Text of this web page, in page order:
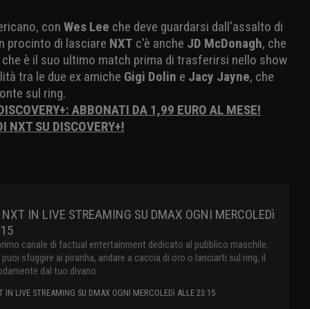
con Wes Lee che deve guardarsi dall'assalto di
procinto di lasciare NXT c'è anche JD McDonagh, che
che è il suo ultimo match prima di trasferirsi nello show
tra le due ex amiche Gigi Dolin e Jacy Jayne, che
sul ring.
ABBONATI DA 1,99 EURO AL MESE!
NXT SU DISCOVERY+!
NXT IN LIVE STREAMING SU DMAX OGNI MERCOLEDì
canale di factual entertainment dedicato al pubblico maschile.
puoi sfuggire ai piranha, andare a caccia di oro o lanciarti sul ring, il
dal tuo divano.
IN LIVE STREAMING SU DMAX OGNI MERCOLEDì ALLE 23:15